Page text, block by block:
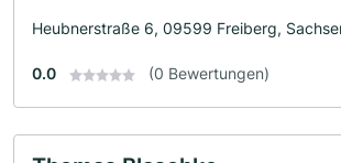
Heubnerstraße 6, 09599 Freiberg,
0.0 (0 Bewertungen)